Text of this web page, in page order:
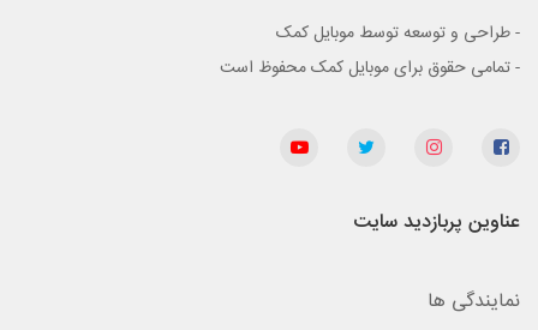
- طراحی و توسعه توسط موبایل کمک
- تمامی حقوق برای موبایل کمک محفوظ است
عناوین پربازدید سایت
نمایندگی ها